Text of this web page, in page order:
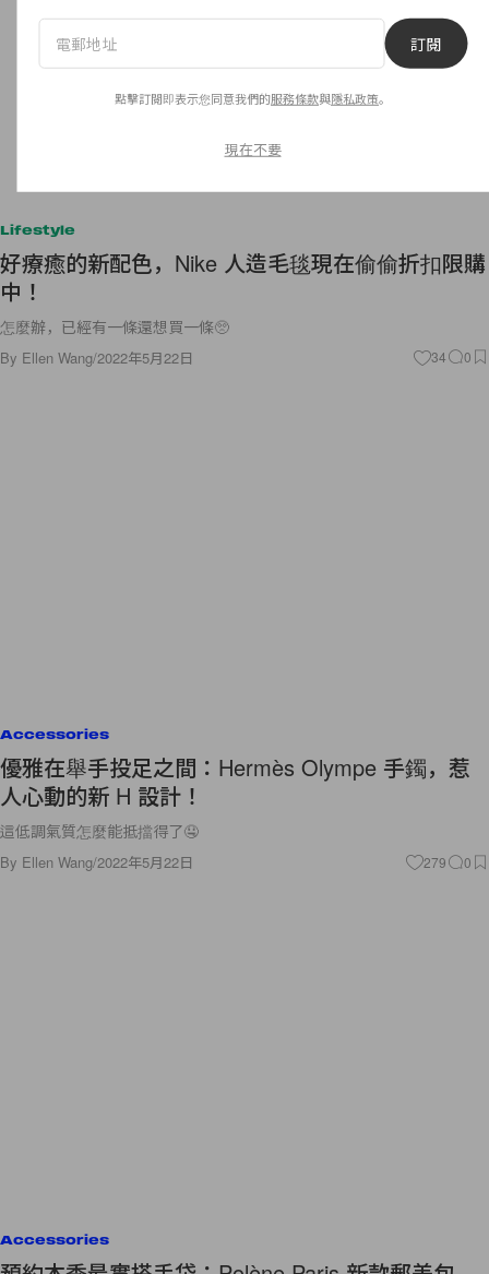
Lifestyle
好療癒的新配色，Nike 人造毛毯現在偷偷折扣限購
中！
怎麼辦，已經有一條還想買一條🥺
By Ellen Wang/2022年5月22日 34 0
Accessories
優雅在舉手投足之間：Hermès Olympe 手鐲，惹
人心動的新 H 設計！
這低調氣質怎麼能抵擋得了🤤
By Ellen Wang/2022年5月22日 279 0
Accessories
訂閱
點擊訂閱即表示您同意我們的服務條款與隱私政策。
現在不要